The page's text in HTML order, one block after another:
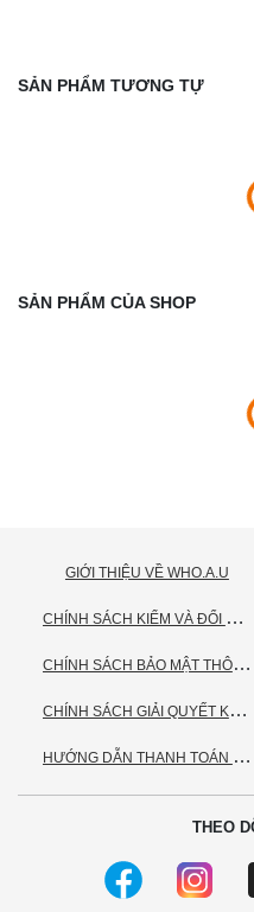
SẢN PHẨM TƯƠNG TỰ
SẢN PHẨM CỦA SHOP
GIỚI THIỆU VỀ WHO.A.U
C
HÍNH SÁCH KIỂM VÀ ĐỔI TRẢ HÀNG
C
HÍNH SÁCH BẢO MẬT THÔNG TIN CÁ NHÂN
C
HÍNH SÁCH GIẢI QUYẾT KHIẾU NẠI
H
ƯỚNG DẪN THANH TOÁN VNPAY
THEO